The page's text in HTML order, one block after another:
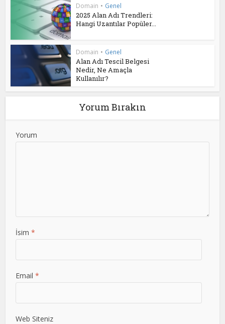
Domain • Genel
2025 Alan Adı Trendleri:
Hangi Uzantılar Popüler...
Domain • Genel
Alan Adı Tescil Belgesi
Nedir, Ne Amaçla
Kullanılır?
Yorum Bırakın
Yorum
İsim *
Email *
Web Siteniz